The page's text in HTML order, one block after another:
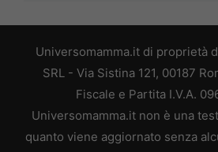
Universomamma.it di proprietà
SRL - Via Sistina 121, 00187
Fiscale e Partita I.V.A.
Universomamma.it non è una
quanto viene aggiornato senza